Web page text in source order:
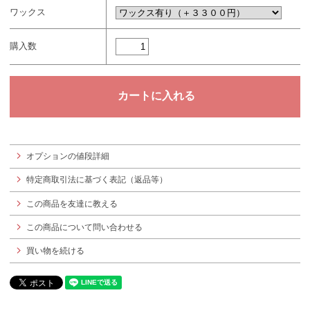
ワックス
購入数
オプションの値段詳細
特定商取引法に基づく表記（返品等）
この商品を友達に教える
この商品について問い合わせる
買い物を続ける